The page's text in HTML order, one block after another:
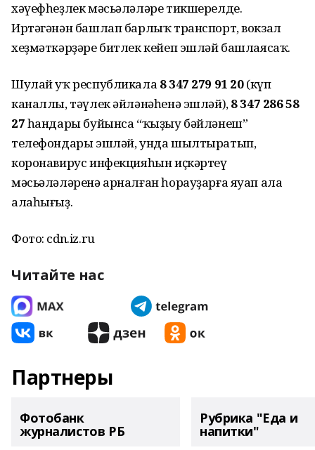
хәүефһеҙлек мәсьәләләре тикшерелде.
Иртәгәнән башлап барлыҡ транспорт, вокзал
хеҙмәткәрҙәре битлек кейеп эшләй башлаясаҡ.
Шулай уҡ республикала 8 347 279 91 20(күп
каналлы, тәүлек әйләнәһенә эшләй),8 347 286 58
27һандары буйынса “ҡыҙыу бәйләнеш”
телефондары эшләй, унда шылтыратып,
коронавирус инфекцияһын иҫкәртеү
мәсьәләләренә арналған һорауҙарға яуап ала
алаһығыҙ.
Фото: cdn.iz.ru
Читайте нас
Партнеры
Фотобанк
журналистов РБ
Рубрика "Еда и
напитки"